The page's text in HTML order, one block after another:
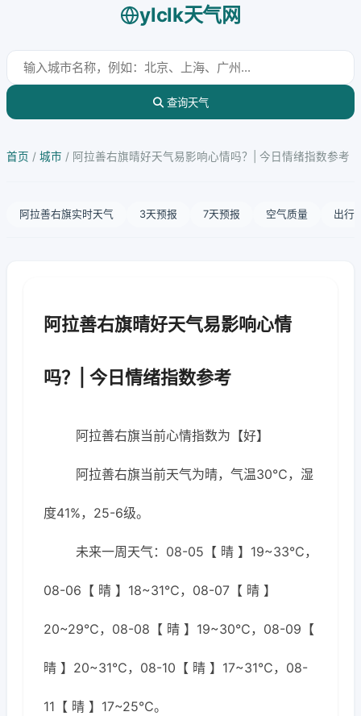
ylclk天气网
查询天气
首页 / 城市 / 阿拉善右旗晴好天气易影响心情吗？| 今日情绪指数参考
阿拉善右旗实时天气 3天预报 7天预报 空气质量 出行
阿拉善右旗晴好天气易影响心情
吗？| 今日情绪指数参考
阿拉善右旗当前心情指数为【好】
阿拉善右旗当前天气为晴，气温30℃，湿
度41%，25-6级。
未来一周天气：08-05【 晴 】19~33℃，
08-06【 晴 】18~31℃，08-07【 晴 】
20~29℃，08-08【 晴 】19~30℃，08-09【
晴 】20~31℃，08-10【 晴 】17~31℃，08-
11【 晴 】17~25℃。